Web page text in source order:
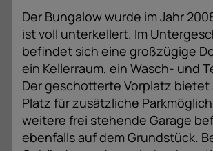
Der Bungalow wurde im Jahr
ist voll unterkellert. Im
befindet sich eine großzügige
ein Kellerraum, ein Wasch- und
Der geschotterte Vorplatz bietet
Platz für zusätzliche
weitere frei stehende Garage
ebenfalls auf dem Grundstück.